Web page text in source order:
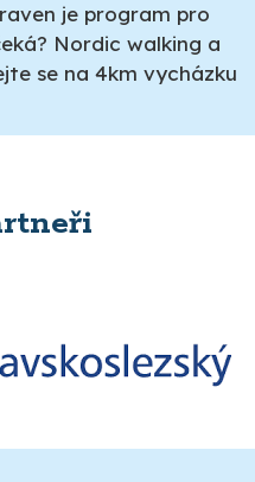
je program pro
Nordic walking a
se na 4km vycházku